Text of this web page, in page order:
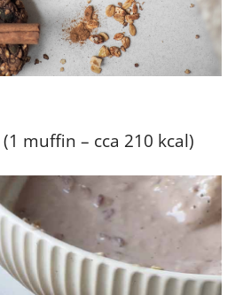
(1 muffin – cca 210 kcal)